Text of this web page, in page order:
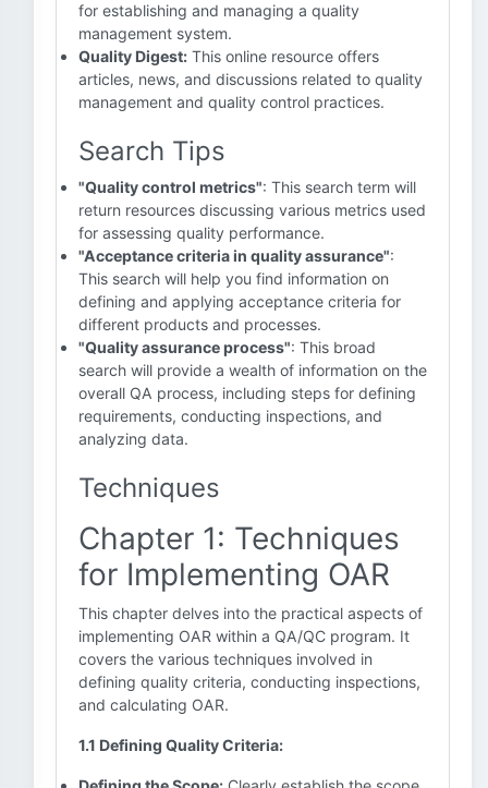
for establishing and managing a quality
management system.
Quality Digest: This online resource offers
articles, news, and discussions related to quality
management and quality control practices.
Search Tips
"Quality control metrics": This search term will
return resources discussing various metrics used
for assessing quality performance.
"Acceptance criteria in quality assurance":
This search will help you find information on
defining and applying acceptance criteria for
different products and processes.
"Quality assurance process": This broad
search will provide a wealth of information on the
overall QA process, including steps for defining
requirements, conducting inspections, and
analyzing data.
Techniques
Chapter 1: Techniques
for Implementing OAR
This chapter delves into the practical aspects of
implementing OAR within a QA/QC program. It
covers the various techniques involved in
defining quality criteria, conducting inspections,
and calculating OAR.
1.1 Defining Quality Criteria: